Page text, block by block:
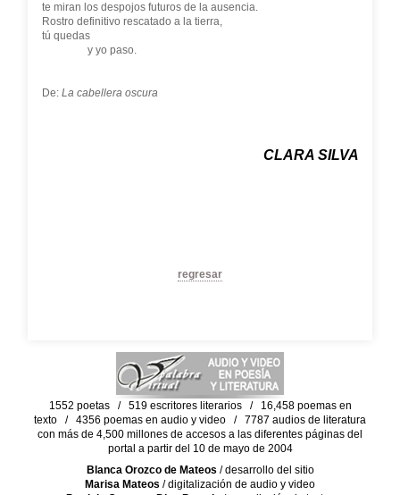
te miran los despojos futuros de la ausencia.
Rostro definitivo rescatado a la tierra,
tú quedas
y yo paso.
De: La cabellera oscura
CLARA SILVA
regresar
1552 poetas / 519 escritores literarios / 16,458 poemas en
texto / 4356 poemas en audio y video / 7787 audios de literatura
con más de 4,500 millones de accesos a las diferentes páginas del
portal a partir del 10 de mayo de 2004
Blanca Orozco de Mateos / desarrollo del sitio
Marisa Mateos / digitalización de audio y video